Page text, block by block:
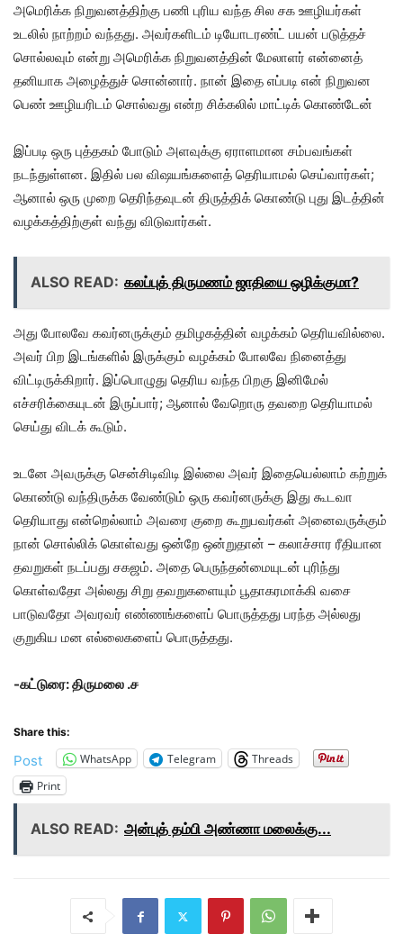
அமெரிக்க நிறுவனத்திற்கு பணி புரிய வந்த சில சக ஊழியர்கள்
உடலில் நாற்றம் வந்தது. அவர்களிடம் டியோடரண்ட் பயன் படுத்தச்
சொல்லவும் என்று அமெரிக்க நிறுவனத்தின் மேலாளர் என்னைத்
தனியாக அழைத்துச் சொன்னார். நான் இதை எப்படி என் நிறுவன
பெண் ஊழியரிடம் சொல்வது என்ற சிக்கலில் மாட்டிக் கொண்டேன்
இப்படி ஒரு புத்தகம் போடும் அளவுக்கு ஏராளமான சம்பவங்கள்
நடந்துள்ளன. இதில் பல விஷயங்களைத் தெரியாமல் செய்வார்கள்;
ஆனால் ஒரு முறை தெரிந்தவுடன் திருத்திக் கொண்டு புது இடத்தின்
வழக்கத்திற்குள் வந்து விடுவார்கள்.
ALSO READ: கலப்புத் திருமணம் ஜாதியை ஒழிக்குமா?
அது போலவே கவர்னருக்கும் தமிழகத்தின் வழக்கம் தெரியவில்லை.
அவர் பிற இடங்களில் இருக்கும் வழக்கம் போலவே நினைத்து
விட்டிருக்கிறார். இப்பொழுது தெரிய வந்த பிறகு இனிமேல்
எச்சரிக்கையுடன் இருப்பார்; ஆனால் வேறொரு தவறை தெரியாமல்
செய்து விடக் கூடும்.
உடனே அவருக்கு சென்சிடிவிடி இல்லை அவர் இதையெல்லாம் கற்றுக்
கொண்டு வந்திருக்க வேண்டும் ஒரு கவர்னருக்கு இது கூடவா
தெரியாது என்றெல்லாம் அவரை குறை கூறுபவர்கள் அனைவருக்கும்
நான் சொல்லிக் கொள்வது ஒன்றே ஒன்றுதான் – கலாச்சார ரீதியான
தவறுகள் நடப்பது சகஜம். அதை பெருந்தன்மையுடன் புரிந்து
கொள்வதோ அல்லது சிறு தவறுகளையும் பூதாகரமாக்கி வசை
பாடுவதோ அவரவர் எண்ணங்களைப் பொருத்தது பரந்த அல்லது
குறுகிய மன எல்லைகளைப் பொருத்தது.
-கட்டுரை: திருமலை .ச
Share this:
Post WhatsApp Telegram
Threads
Print
ALSO READ: அன்புத் தம்பி அண்ணா மலைக்கு...